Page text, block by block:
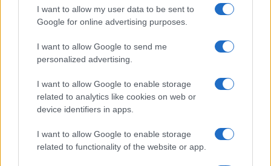
I want to allow my user data to be sent to
Google for online advertising purposes.
I want to allow Google to send me
personalized advertising.
I want to allow Google to enable storage
related to analytics like cookies on web or
device identifiers in apps.
I want to allow Google to enable storage
related to functionality of the website or app.